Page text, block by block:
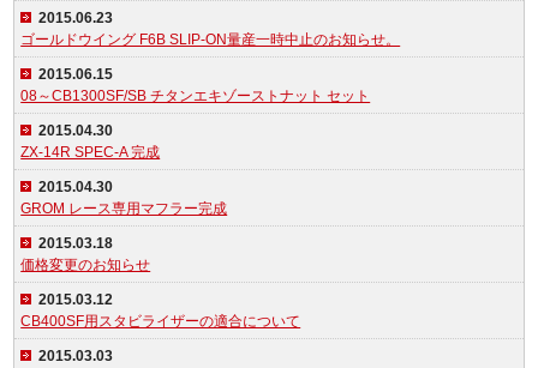
2015.06.23
ゴールドウイング F6B SLIP-ON量産一時中止のお知らせ。
2015.06.15
08～CB1300SF/SB チタンエキゾーストナット セット
2015.04.30
ZX-14R SPEC-A 完成
2015.04.30
GROM レース専用マフラー完成
2015.03.18
価格変更のお知らせ
2015.03.12
CB400SF用スタビライザーの適合について
2015.03.03